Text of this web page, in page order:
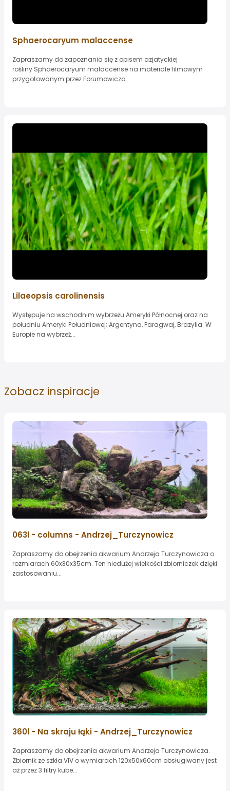
Sphaerocaryum malaccense
Zapraszamy do zapoznania się z opisem azjatyckiej
rośliny Sphaerocaryum malaccense na materiale filmowym
przygotowanym przez Forumowicza...
Lilaeopsis carolinensis
Występuje na wschodnim wybrzeżu Ameryki Północnej oraz na
południu Ameryki Południowej; Argentyna, Paragwaj, Brazylia. W
Europie na wybrzeż...
Zobacz inspiracje
063l - columns - Andrzej_Turczynowicz
Zapraszamy do obejrzenia akwarium Andrzeja Turczynowicza o
rozmiarach 60x30x35cm. Ten niedużej wielkości zbiorniczek dzięki
zastosowaniu...
360l - Na skraju łąki - Andrzej_Turczynowicz
Zapraszamy do obejrzenia akwarium Andrzeja Turczynowicza.
Zbiornik ze szkła VIV o wymiarach 120x50x60cm obsługiwany jest
aż przez 3 filtry kube...